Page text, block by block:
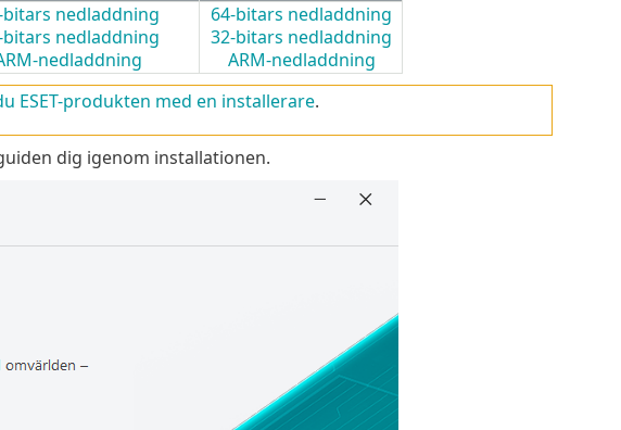
bitars nedladdning
bitars nedladdning
nedladdning
64-bitars nedladdning
32-bitars nedladdning
ARM-nedladdning
ESET-produkten med en installerare.
dig igenom installationen.